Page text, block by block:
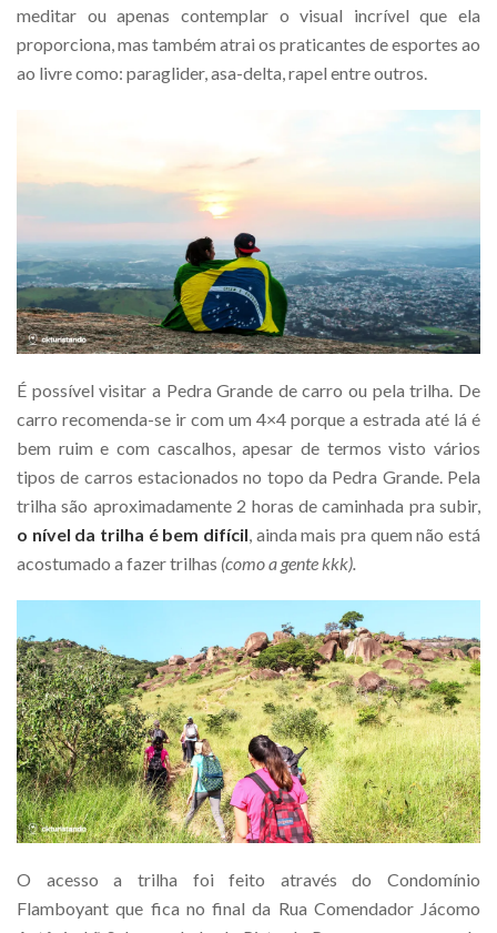
meditar ou apenas contemplar o visual incrível que ela
proporciona, mas também atrai os praticantes de esportes ao
ao livre como: paraglider, asa-delta, rapel entre outros.
É possível visitar a Pedra Grande de carro ou pela trilha. De
carro recomenda-se ir com um 4×4 porque a estrada até lá é
bem ruim e com cascalhos, apesar de termos visto vários
tipos de carros estacionados no topo da Pedra Grande. Pela
trilha são aproximadamente 2 horas de caminhada pra subir,
o nível da trilha é bem difícil , ainda mais pra quem não está
acostumado a fazer trilhas (como a gente kkk).
O acesso a trilha foi feito através do Condomínio
Flamboyant que fica no final da Rua Comendador Jácomo